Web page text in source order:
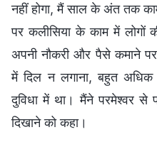
नहीं होगा, मैं साल के अंत तक
पर कलीसिया के काम में लोगों
अपनी नौकरी और पैसे कमाने
में दिल न लगाना, बहुत अधिक
दुविधा में था। मैंने परमेश्वर से
दिखाने को कहा।